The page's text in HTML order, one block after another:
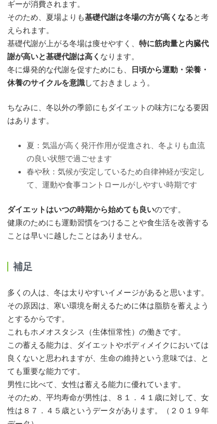
ギーが消費されます。
そのため、夏場よりも基礎代謝は冬場の方が高くなると考
えられます。
基礎代謝が上がる冬場は痩せやすく、 特に筋肉量と内臓代
謝が高いと基礎代謝は高く なります。
冬に爆発的な代謝を促すためにも、
日頃から運動・栄養・
休養のサイクルを意識しておきましょう。
ちなみに、冬以外の季節にもダイエットの味方になる要因
はあります。
夏：気温が高く発汗作用が促進され、冬よりも血流
の良い状態で過ごせます
春や秋：気候が安定しているため自律神経が安定し
て、運動や食事コントロールがしやすい時期です
ダイエットはいつの時期から始めても良いのです。
健康のためにも運動習慣をつけることや食生活を改善する
ことは早いに越したことはありません。
補足
多くの人は、冬は太りやすいイメージがあると思います。
その原因は、寒い環境を耐えるために体は脂肪を蓄えよう
とするからです。
これもホメオスタシス（生体恒常性）の働きです。
この蓄える能力は、ダイエットやボディメイクにおいては
良くないと思われますが、生命の維持という意味では、と
ても重要な能力です。
男性に比べて、女性は蓄える能力に優れています。
そのため、平均寿命が男性は、８１．４１歳に対して、女
性は８７．４５歳というデータがあります。（２０１９年